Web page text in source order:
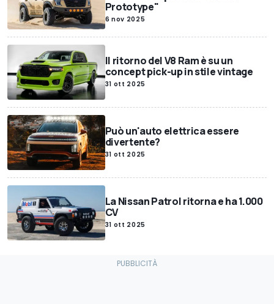
Prototype"
6 nov 2025
Il ritorno del V8 Ram è su un
concept pick-up in stile vintage
31 ott 2025
Può un'auto elettrica essere
divertente?
31 ott 2025
La Nissan Patrol ritorna e ha 1.000
CV
31 ott 2025